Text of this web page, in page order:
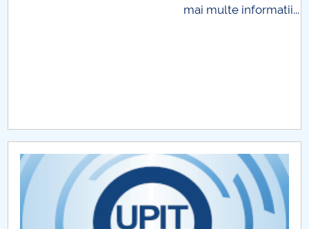
MENIU CANTINA
Planuri de învăţământ
Ghidul studentului
mai multe informatii...